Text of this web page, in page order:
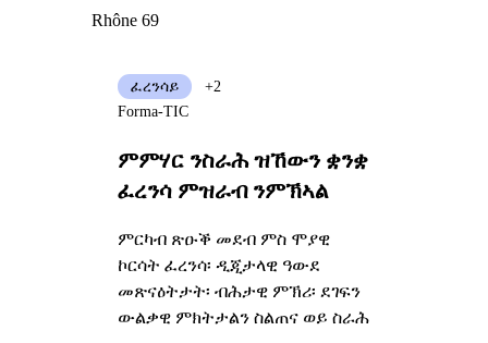
Rhône 69
ምምሃር ንስራሕ ዝኸውን ቋንቋ
ፈረንሳ ምዝራብ ንምኽኣል
ምርካብ ጽዑቕ መደብ ምስ ሞያዊ
ኮርሳት ፈረንሳ፡ ዲጂታላዊ ዓውደ
መጽናዕትታት፡ ብሕታዊ ምኽሪ፡ ደገፍን
ውልቃዊ ምክትታልን ስልጠና ወይ ስራሕ
ፈረንሳይ
+2
Forma-TIC